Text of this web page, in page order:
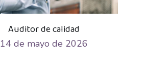
Auditor de calidad
14 de mayo de 2026